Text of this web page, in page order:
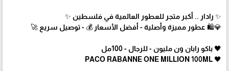
✨ رادار .. أكبر متجر للعطور العالمية في فلسطين ✨
💎🛍️ عطور مميزة وأصلية - أفضل الأسعار 💰 - توصيل سريع 🚀
🖤 باكو رابان ون مليون - للرجال - 100مل
🖤 PACO RABANNE ONE MILLION 100ML